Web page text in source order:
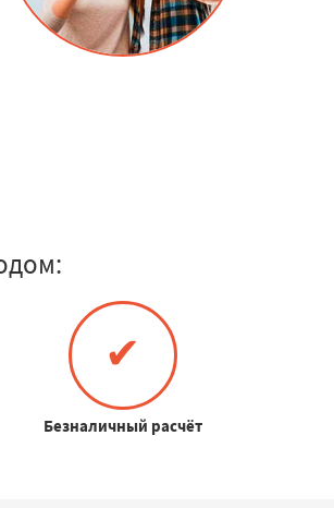
✔
Безналичный расчёт